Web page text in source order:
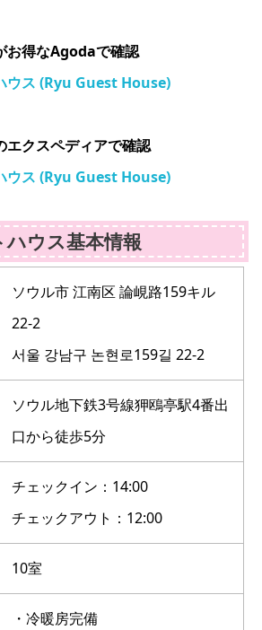
お得なAgodaで確認
ウス (Ryu Guest House)
エクスペディアで確認
ウス (Ryu Guest House)
ハウス基本情報
ソウル市 江南区 論峴路159キル
22-2
서울 강남구 논현로159길 22-2
ソウル地下鉄3号線狎鴎亭駅4番出
口から徒歩5分
チェックイン：14:00
チェックアウト：12:00
10室
・冷暖房完備